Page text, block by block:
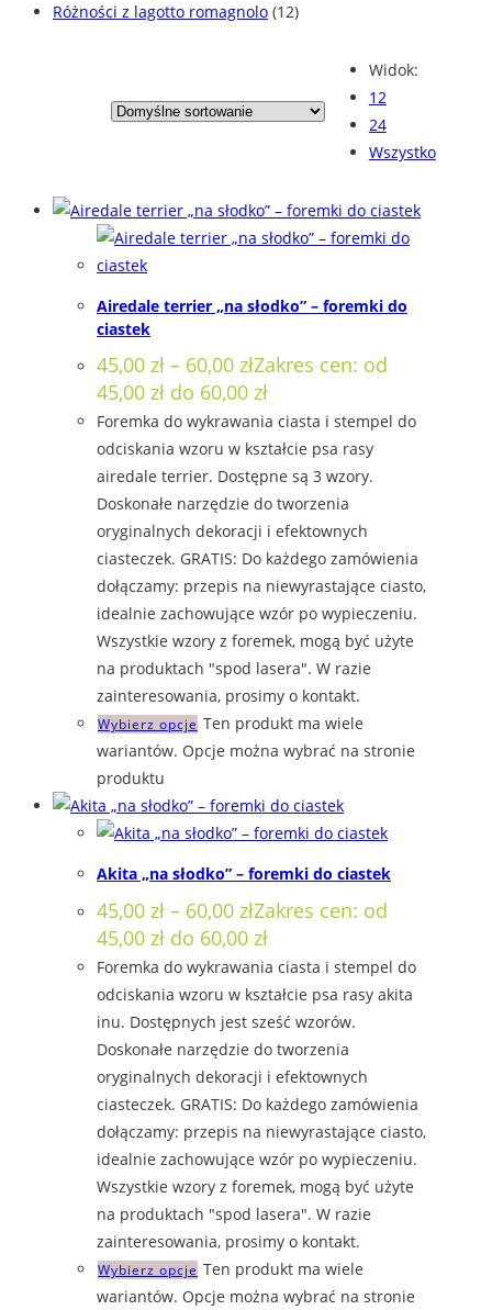
Widok:
12
24
Wszystko
Airedale terrier „na słodko” – foremki do
ciastek
45,00 zł – 60,00 złZakres cen: od
45,00 zł do 60,00 zł
Foremka do wykrawania ciasta i stempel do
odciskania wzoru w kształcie psa rasy
airedale terrier. Dostępne są 3 wzory.
Doskonałe narzędzie do tworzenia
oryginalnych dekoracji i efektownych
ciasteczek. GRATIS: Do każdego zamówienia
dołączamy: przepis na niewyrastające ciasto,
idealnie zachowujące wzór po wypieczeniu.
Wszystkie wzory z foremek, mogą być użyte
na produktach "spod lasera". W razie
zainteresowania, prosimy o kontakt.
Wybierz opcje Ten produkt ma wiele
wariantów. Opcje można wybrać na stronie
produktu
Akita „na słodko” – foremki do ciastek
45,00 zł – 60,00 złZakres cen: od
45,00 zł do 60,00 zł
Foremka do wykrawania ciasta i stempel do
odciskania wzoru w kształcie psa rasy akita
inu. Dostępnych jest sześć wzorów.
Doskonałe narzędzie do tworzenia
oryginalnych dekoracji i efektownych
ciasteczek. GRATIS: Do każdego zamówienia
dołączamy: przepis na niewyrastające ciasto,
idealnie zachowujące wzór po wypieczeniu.
Wszystkie wzory z foremek, mogą być użyte
na produktach "spod lasera". W razie
zainteresowania, prosimy o kontakt.
Wybierz opcje Ten produkt ma wiele
wariantów. Opcje można wybrać na stronie
Różności z lagotto romagnolo (12)